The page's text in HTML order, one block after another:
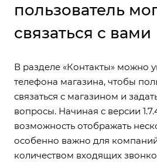
пользователь
связаться с вами
В разделе «Контакты» можно
телефона магазина, чтобы
связаться с магазином и
вопросы. Начиная с версии
возможность отображать
особенно важно для
количеством входящих